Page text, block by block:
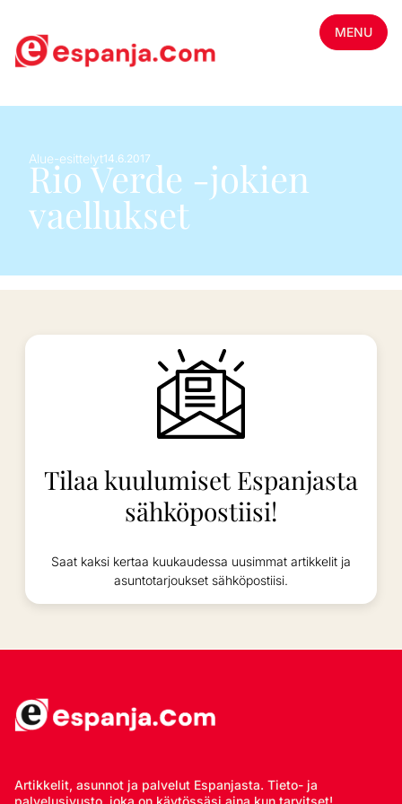
MENU
Alue-esittelyt14.6.2017
Rio Verde -jokien
vaellukset
Tilaa kuulumiset Espanjasta
sähköpostiisi!
Saat kaksi kertaa kuukaudessa uusimmat artikkelit ja
asuntotarjoukset sähköpostiisi.
Artikkelit, asunnot ja palvelut Espanjasta. Tieto- ja
palvelusivusto, joka on käytössäsi aina kun tarvitset!